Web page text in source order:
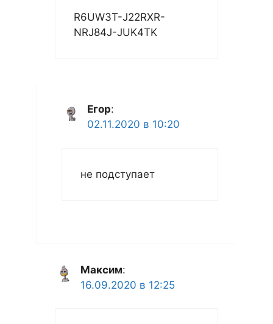
R6UW3T-J22RXR-
NRJ84J-JUK4TK
Егор:
02.11.2020 в 10:20
не подступает
Максим:
16.09.2020 в 12:25